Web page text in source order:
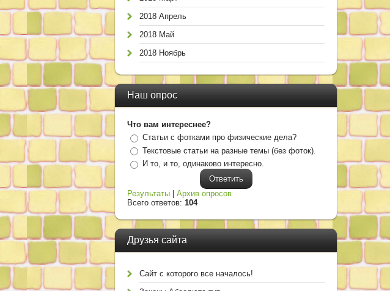
2018 Апрель
2018 Май
2018 Ноябрь
Наш опрос
Что вам интереснее?
Статьи с фотками про физические дела?
Текстовые статьи на разные темы (без фоток).
И то, и то, одинаково интересно.
Результаты |Архив опросов
Всего ответов: 104
Друзья сайта
Сайт с которого все началось!